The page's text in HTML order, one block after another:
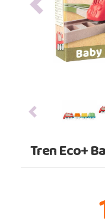
Previous
Previous
Tren Eco+